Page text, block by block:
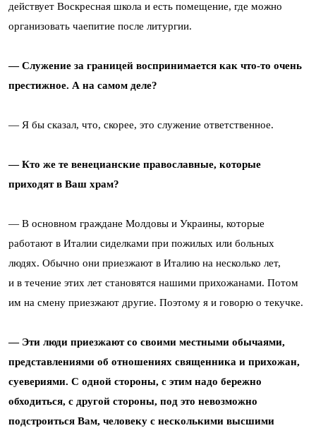
действует Воскресная школа и есть помещение, где можно
организовать чаепитие после литургии.
— Служение за границей воспринимается как что-то очень
престижное. А на самом деле?
— Я бы сказал, что, скорее, это служение ответственное.
— Кто же те венецианские православные, которые
приходят в Ваш храм?
— В основном граждане Молдовы и Украины, которые
работают в Италии сиделками при пожилых или больных
людях. Обычно они приезжают в Италию на несколько лет,
и в течение этих лет становятся нашими прихожанами. Потом
им на смену приезжают другие. Поэтому я и говорю о текучке.
— Эти люди приезжают со своими местными обычаями,
представлениями об отношениях священника и прихожан,
суевериями. С одной стороны, с этим надо бережно
обходиться, с другой стороны, под это невозможно
подстроиться Вам, человеку с несколькими высшими